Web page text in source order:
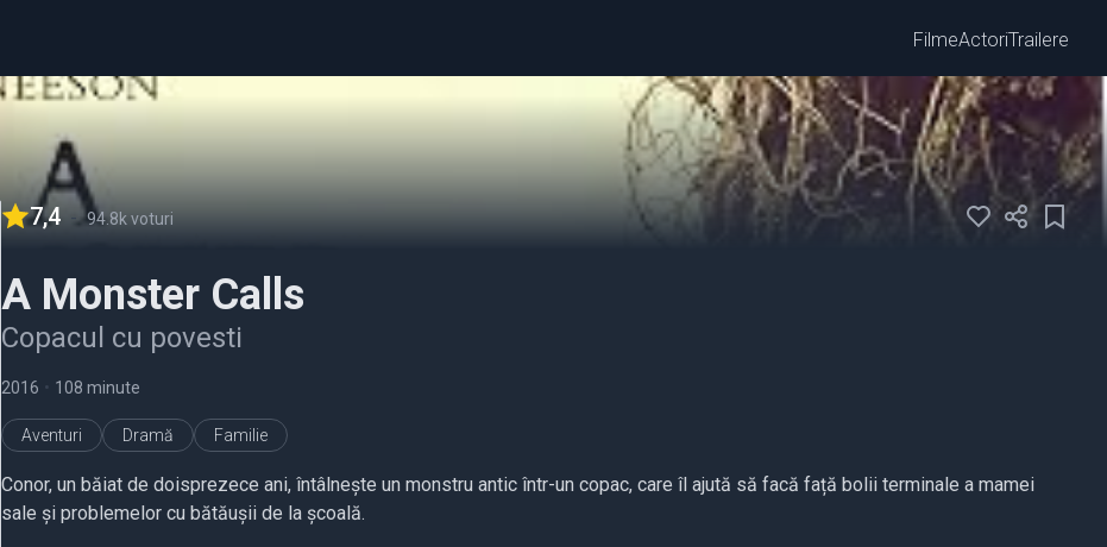
FilmeActoriTrailere
7,4 - 94.8k voturi
A Monster Calls
Copacul cu povesti
2016 • 108 minute
Aventuri Dramă Familie
Conor, un băiat de doisprezece ani, întâlnește un monstru antic într-un copac, care îl ajută să facă față bolii terminale a mamei
sale și problemelor cu bătăușii de la școală.